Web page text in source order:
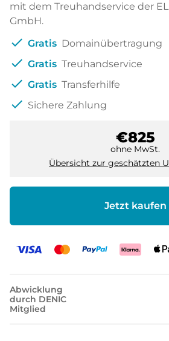
mit dem Treuhandservice der
GmbH.
check Gratis Domainübertragung
check Gratis Treuhandservice
check Gratis Transferhilfe
check Sichere Zahlung
€825
ohne MwSt.
Übersicht zur geschätzten
Jetzt kaufen
Abwicklung
durch DENIC
Mitglied